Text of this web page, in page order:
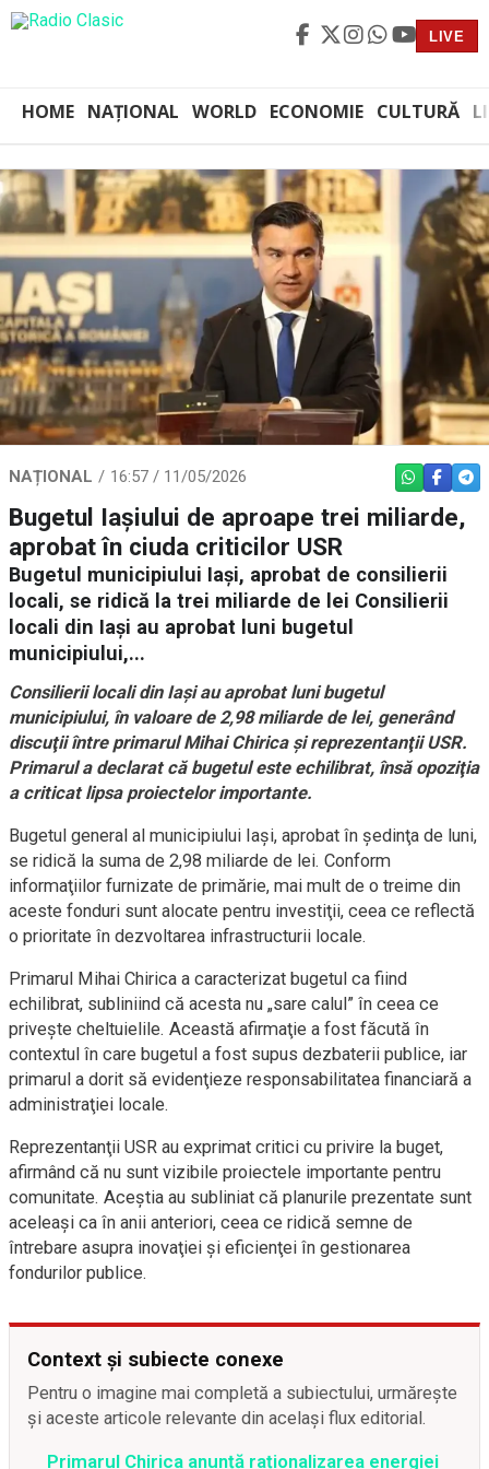
LIVE
HOME NAȚIONAL WORLD ECONOMIE CULTURĂ
NAȚIONAL 16:57 / 11/05/2026 WHATSAPP
Bugetul Iaşiului de aproape trei miliarde,
aprobat în ciuda criticilor USR
Bugetul municipiului Iaşi, aprobat de consilierii
locali, se ridică la trei miliarde de lei Consilierii
locali din Iaşi au aprobat luni bugetul
municipiului,...
Consilierii locali din Iaşi au aprobat luni bugetul
municipiului, în valoare de 2,98 miliarde de lei, generând
discuţii între primarul Mihai Chirica şi reprezentanţii USR.
Primarul a declarat că bugetul este echilibrat, însă opoziţia
a criticat lipsa proiectelor importante.
Bugetul general al municipiului Iaşi, aprobat în şedinţa de luni,
se ridică la suma de 2,98 miliarde de lei. Conform
informaţiilor furnizate de primărie, mai mult de o treime din
aceste fonduri sunt alocate pentru investiţii, ceea ce reflectă
o prioritate în dezvoltarea infrastructurii locale.
Primarul Mihai Chirica a caracterizat bugetul ca fiind
echilibrat, subliniind că acesta nu „sare calul” în ceea ce
priveşte cheltuielile. Această afirmaţie a fost făcută în
contextul în care bugetul a fost supus dezbaterii publice, iar
primarul a dorit să evidenţieze responsabilitatea financiară a
administraţiei locale.
Reprezentanţii USR au exprimat critici cu privire la buget,
afirmând că nu sunt vizibile proiectele importante pentru
comunitate. Aceştia au subliniat că planurile prezentate sunt
aceleaşi ca în anii anteriori, ceea ce ridică semne de
întrebare asupra inovaţiei şi eficienţei în gestionarea
fondurilor publice.
Context și subiecte conexe
Pentru o imagine mai completă a subiectului, urmărește
și aceste articole relevante din același flux editorial.
Primarul Chirica anunță raționalizarea energiei